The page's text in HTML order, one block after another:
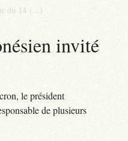
du 14 (...)
invité
le président
de plusieurs